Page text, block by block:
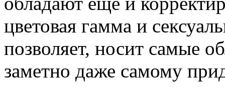
цветовая гамма и
позволяет, носит самые
заметно даже самому